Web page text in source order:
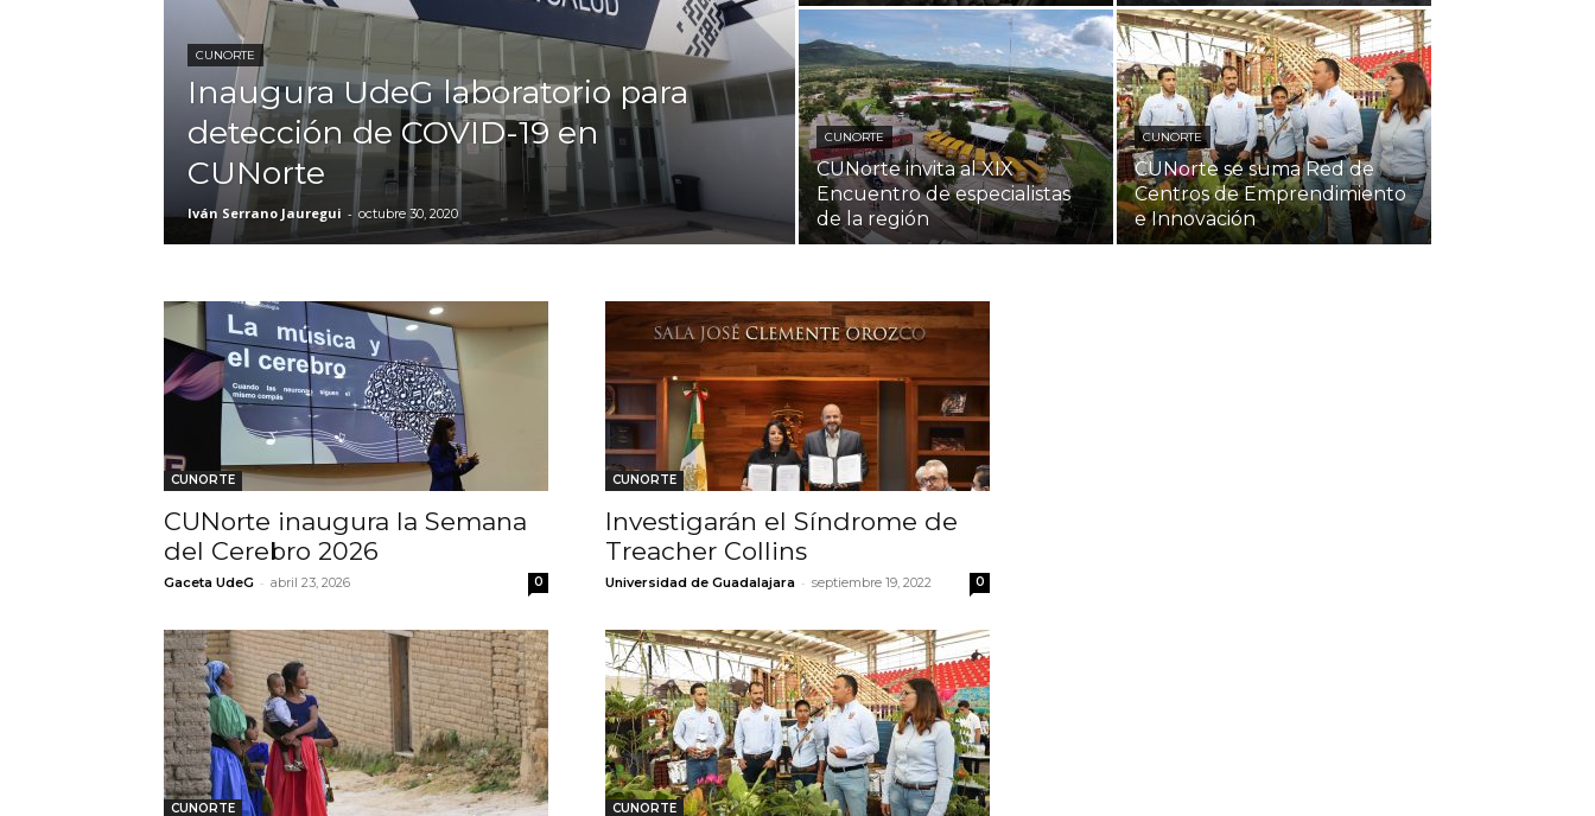
CUNORTE
Inaugura UdeG laboratorio para
detección de COVID-19 en
CUNorte
Iván Serrano Jauregui - octubre 30, 2020
CUNORTE
CUNorte invita al XIX
Encuentro de especialistas
de la región
CUNORTE
CUNorte se suma Red de
Centros de Emprendimiento
e Innovación
CUNORTE
CUNorte inaugura la Semana
del Cerebro 2026
Gaceta UdeG - abril 23, 2026 0
CUNORTE
Investigarán el Síndrome de
Treacher Collins
Universidad de Guadalajara - septiembre 19, 2022 0
CUNORTE CUNORTE